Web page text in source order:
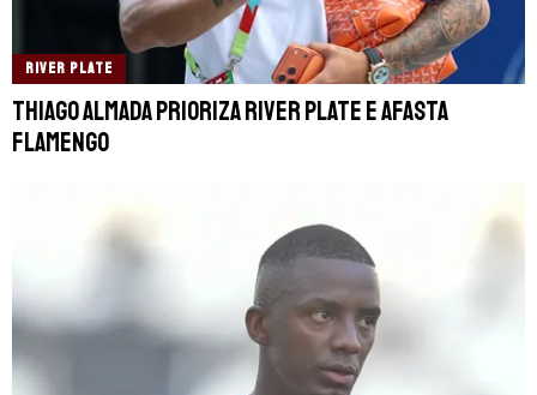
RIVER PLATE
Thiago Almada prioriza River Plate e afasta
Flamengo